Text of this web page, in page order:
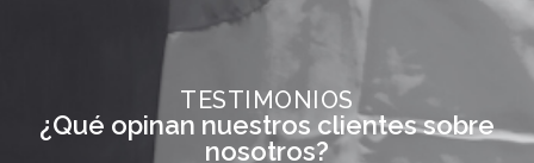
TESTIMONIOS
¿Qué opinan nuestros clientes sobre
nosotros?